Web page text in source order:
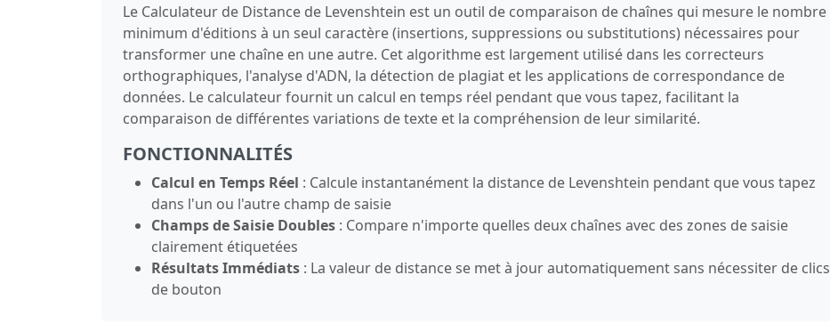
Le Calculateur de Distance de Levenshtein est un outil de comparaison de chaînes qui mesure le nombre
minimum d'éditions à un seul caractère (insertions, suppressions ou substitutions) nécessaires pour
transformer une chaîne en une autre. Cet algorithme est largement utilisé dans les correcteurs
orthographiques, l'analyse d'ADN, la détection de plagiat et les applications de correspondance de
données. Le calculateur fournit un calcul en temps réel pendant que vous tapez, facilitant la
comparaison de différentes variations de texte et la compréhension de leur similarité.
FONCTIONNALITÉS
Calcul en Temps Réel : Calcule instantanément la distance de Levenshtein pendant que vous tapez
dans l'un ou l'autre champ de saisie
Champs de Saisie Doubles : Compare n'importe quelles deux chaînes avec des zones de saisie
clairement étiquetées
Résultats Immédiats : La valeur de distance se met à jour automatiquement sans nécessiter de clics
de bouton